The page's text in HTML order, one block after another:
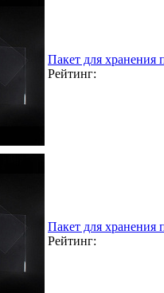
Пакет для хранения
Рейтинг:
Пакет для хранения
Рейтинг: